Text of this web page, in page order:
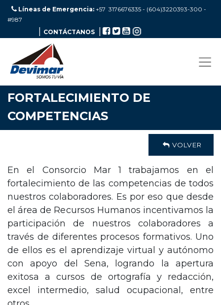
Líneas de Emergencia: +57 3176676335 - (604)3220393-300 -
#987
CONTÁCTANOS
FORTALECIMIENTO DE
COMPETENCIAS
VOLVER
En el Consorcio Mar 1 trabajamos en el
fortalecimiento de las competencias de todos
nuestros colaboradores. Es por eso que desde
el área de Recursos Humanos incentivamos la
participación de nuestros colaboradores a
través de diferentes procesos formativos. Uno
de ellos es el aprendizaje virtual y autónomo
con apoyo del Sena, logrando la apertura
exitosa a cursos de ortografía y redacción,
excel intermedio, salud ocupacional, entre